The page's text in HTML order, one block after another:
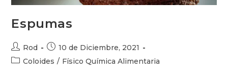
Espumas
Autor
de
Rod
Publicación
10 de Diciembre, 2021
Categoría
Coloides / Físico Química Alimentaria